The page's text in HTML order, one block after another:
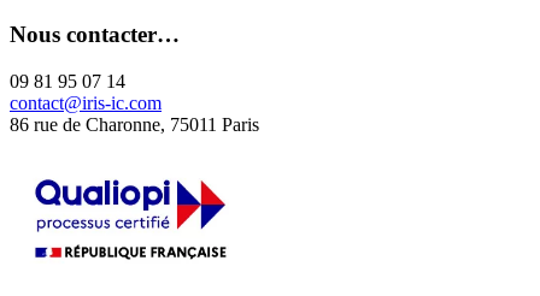
Nous contacter…
09 81 95 07 14
contact@iris-ic.com
86 rue de Charonne, 75011 Paris